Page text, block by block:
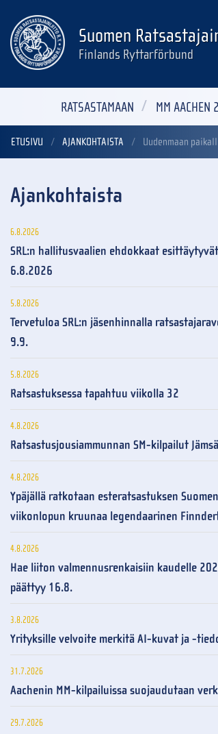
Suomen
Finlands Ryttarförbund
RATSASTAMAAN MM AACHEN
ETUSIVU AJANKOHTAISTA Uudenmaan
Ajankohtaista
6.8.2026
SRL:n hallitusvaalien ehdokkaat
6.8.2026
5.8.2026
Tervetuloa SRL:n jäsenhinnalla
9.9.
5.8.2026
Ratsastuksessa tapahtuu viikolla 32
4.8.2026
Ratsastusjousiammunnan SM-kilpailut
4.8.2026
Ypäjällä ratkotaan esteratsastuksen
viikonlopun kruunaa legendaarinen
4.8.2026
Hae liiton valmennusrenkaisiin kaudelle
päättyy 16.8.
3.8.2026
Yrityksille velvoite merkitä AI-kuvat ja -
31.7.2026
Aachenin MM-kilpailuissa suojaudutaan
29.7.2026